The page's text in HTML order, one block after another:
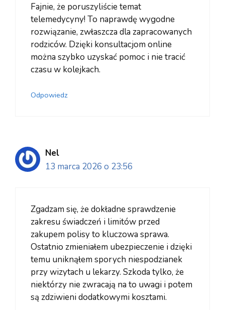
Fajnie, że poruszyliście temat
telemedycyny! To naprawdę wygodne
rozwiązanie, zwłaszcza dla zapracowanych
rodziców. Dzięki konsultacjom online
można szybko uzyskać pomoc i nie tracić
czasu w kolejkach.
Odpowiedz
Nel
13 marca 2026 o 23:56
Zgadzam się, że dokładne sprawdzenie
zakresu świadczeń i limitów przed
zakupem polisy to kluczowa sprawa.
Ostatnio zmieniałem ubezpieczenie i dzięki
temu uniknąłem sporych niespodzianek
przy wizytach u lekarzy. Szkoda tylko, że
niektórzy nie zwracają na to uwagi i potem
są zdziwieni dodatkowymi kosztami.